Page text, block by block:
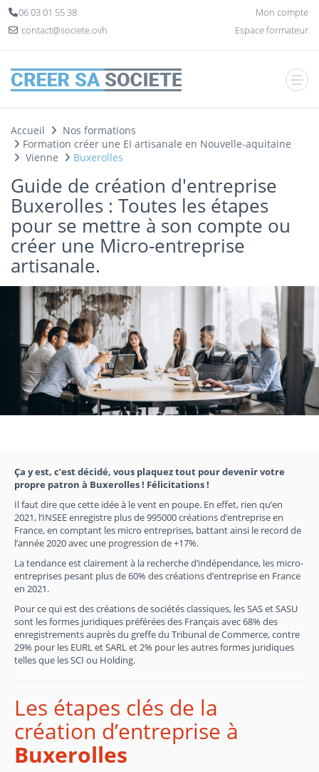
06 03 01 55 38
contact@societe.ovh
Mon compte
Espace formateur
Accueil
Nos formations
Formation créer une EI artisanale en Nouvelle-aquitaine
Vienne
Buxerolles
Guide de création d'entreprise
Buxerolles : Toutes les étapes
pour se mettre à son compte ou
créer une Micro-entreprise
artisanale.
Ça y est, c’est décidé, vous plaquez tout pour devenir votre
propre patron à Buxerolles ! Félicitations !
Il faut dire que cette idée à le vent en poupe. En effet, rien qu’en
2021, l’INSEE enregistre plus de 995000 créations d’entreprise en
France, en comptant les micro entreprises, battant ainsi le record de
l’année 2020 avec une progression de +17%.
La tendance est clairement à la recherche d’indépendance, les micro-
entreprises pesant plus de 60% des créations d’entreprise en France
en 2021.
Pour ce qui est des créations de sociétés classiques, les SAS et SASU
sont les formes juridiques préférées des Français avec 68% des
enregistrements auprès du greffe du Tribunal de Commerce, contre
29% pour les EURL et SARL et 2% pour les autres formes juridiques
telles que les SCI ou Holding.
Les étapes clés de la
création d’entreprise à
Buxerolles
Panneau de gestion des cookies